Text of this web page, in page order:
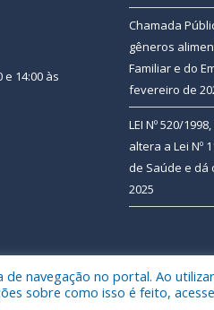
14:00 às
Chamada
gêneros
Familiar e do
fevereiro de
LEI Nº 520/
altera a Lei Nº
de Saúde e dá
2025
Municipal de Almeirim.
navegação no portal. Ao
sobre como isso é feito,